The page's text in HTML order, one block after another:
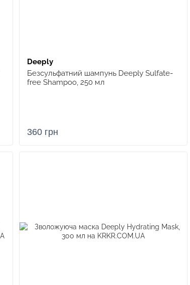
Deeply
Безсульфатний шампунь Deeply Sulfate-
free Shampoo, 250 мл
360 грн